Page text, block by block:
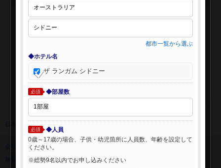
日本旅行 トップ
旅行業登録票・約款
規約集
都市一覧から選ぶ
◆ホテル名
ザ ランガム シドニー
必須 ◆部屋数
必須
◆人員
0歳～17歳の場合、子供・幼児箇所に人員数、年齢を設定して
ください。
※総勢9名以内でお申し込みください